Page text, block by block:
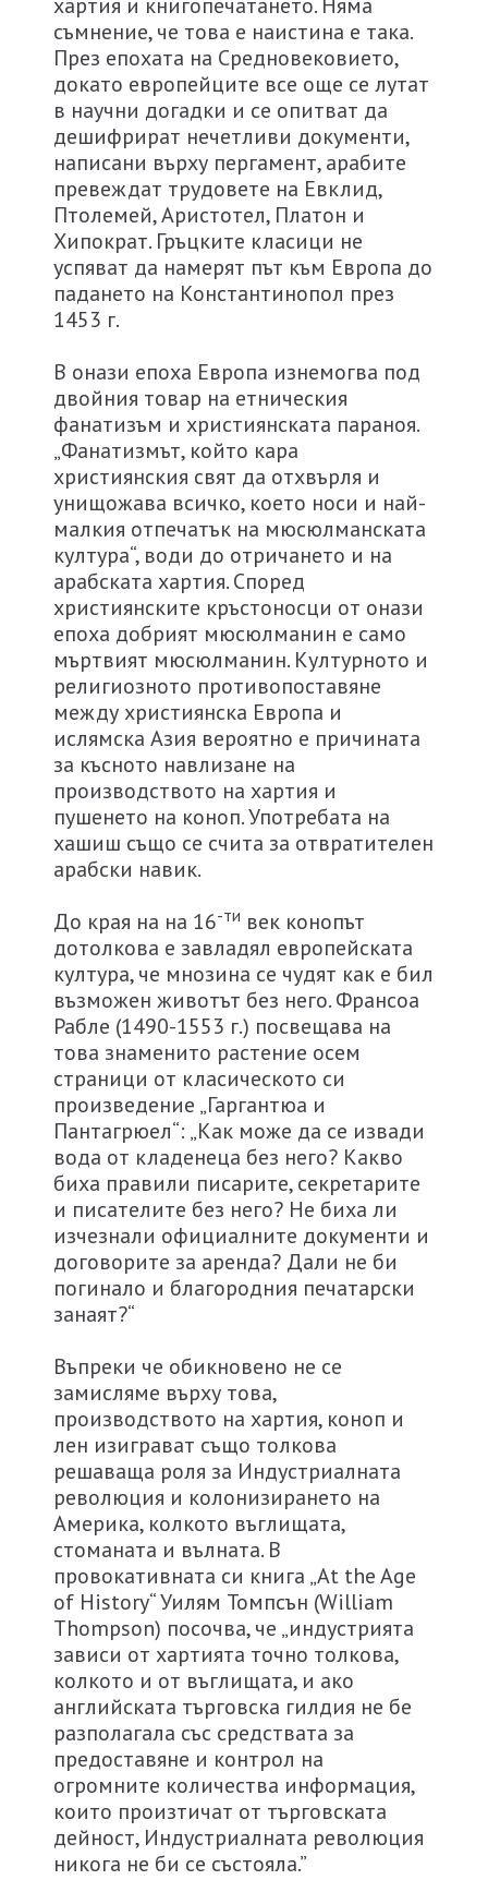
хартия и книгопечатането. Няма
съмнение, че това е наистина е така.
През епохата на Средновековието,
докато европейците все още се лутат
в научни догадки и се опитват да
дешифрират нечетливи документи,
написани върху пергамент, арабите
превеждат трудовете на Евклид,
Птолемей, Аристотел, Платон и
Хипократ. Гръцките класици не
успяват да намерят път към Европа до
падането на Константинопол през
1453 г.
В онази епоха Европа изнемогва под
двойния товар на етническия
фанатизъм и християнската параноя.
„Фанатизмът, който кара
християнския свят да отхвърля и
унищожава всичко, което носи и най-
малкия отпечатък на мюсюлманската
култура“, води до отричането и на
арабската хартия. Според
християнските кръстоносци от онази
епоха добрият мюсюлманин е само
мъртвият мюсюлманин. Културното и
религиозното противопоставяне
между християнска Европа и
ислямска Азия вероятно е причината
за късното навлизане на
производството на хартия и
пушенето на коноп. Употребата на
хашиш също се счита за отвратителен
арабски навик.
До края на на 16-ти век конопът
дотолкова е завладял европейската
култура, че мнозина се чудят как е бил
възможен животът без него. Франсоа
Рабле (1490-1553 г.) посвещава на
това знаменито растение осем
страници от класическото си
произведение „Гаргантюа и
Пантагрюел“: „Как може да се извади
вода от кладенеца без него? Какво
биха правили писарите, секретарите
и писателите без него? Не биха ли
изчезнали официалните документи и
договорите за аренда? Дали не би
погинало и благородния печатарски
занаят?“
Въпреки че обикновено не се
замисляме върху това,
производството на хартия, коноп и
лен изиграват също толкова
решаваща роля за Индустриалната
революция и колонизирането на
Америка, колкото въглищата,
стоманата и вълната. В
провокативната си книга „At the Age
of History“ Уилям Томпсън (William
Thompson) посочва, че „индустрията
зависи от хартията точно толкова,
колкото и от въглищата, и ако
английската търговска гилдия не бе
разполагала със средствата за
предоставяне и контрол на
огромните количества информация,
които произтичат от търговската
дейност, Индустриалната революция
никога не би се състояла.”